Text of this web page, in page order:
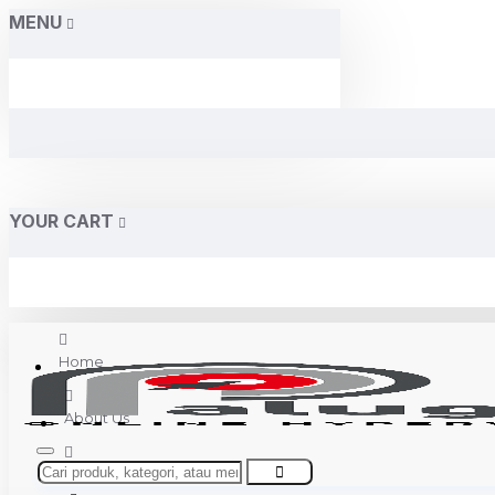
MENU
YOUR CART
Home
About Us
Contact